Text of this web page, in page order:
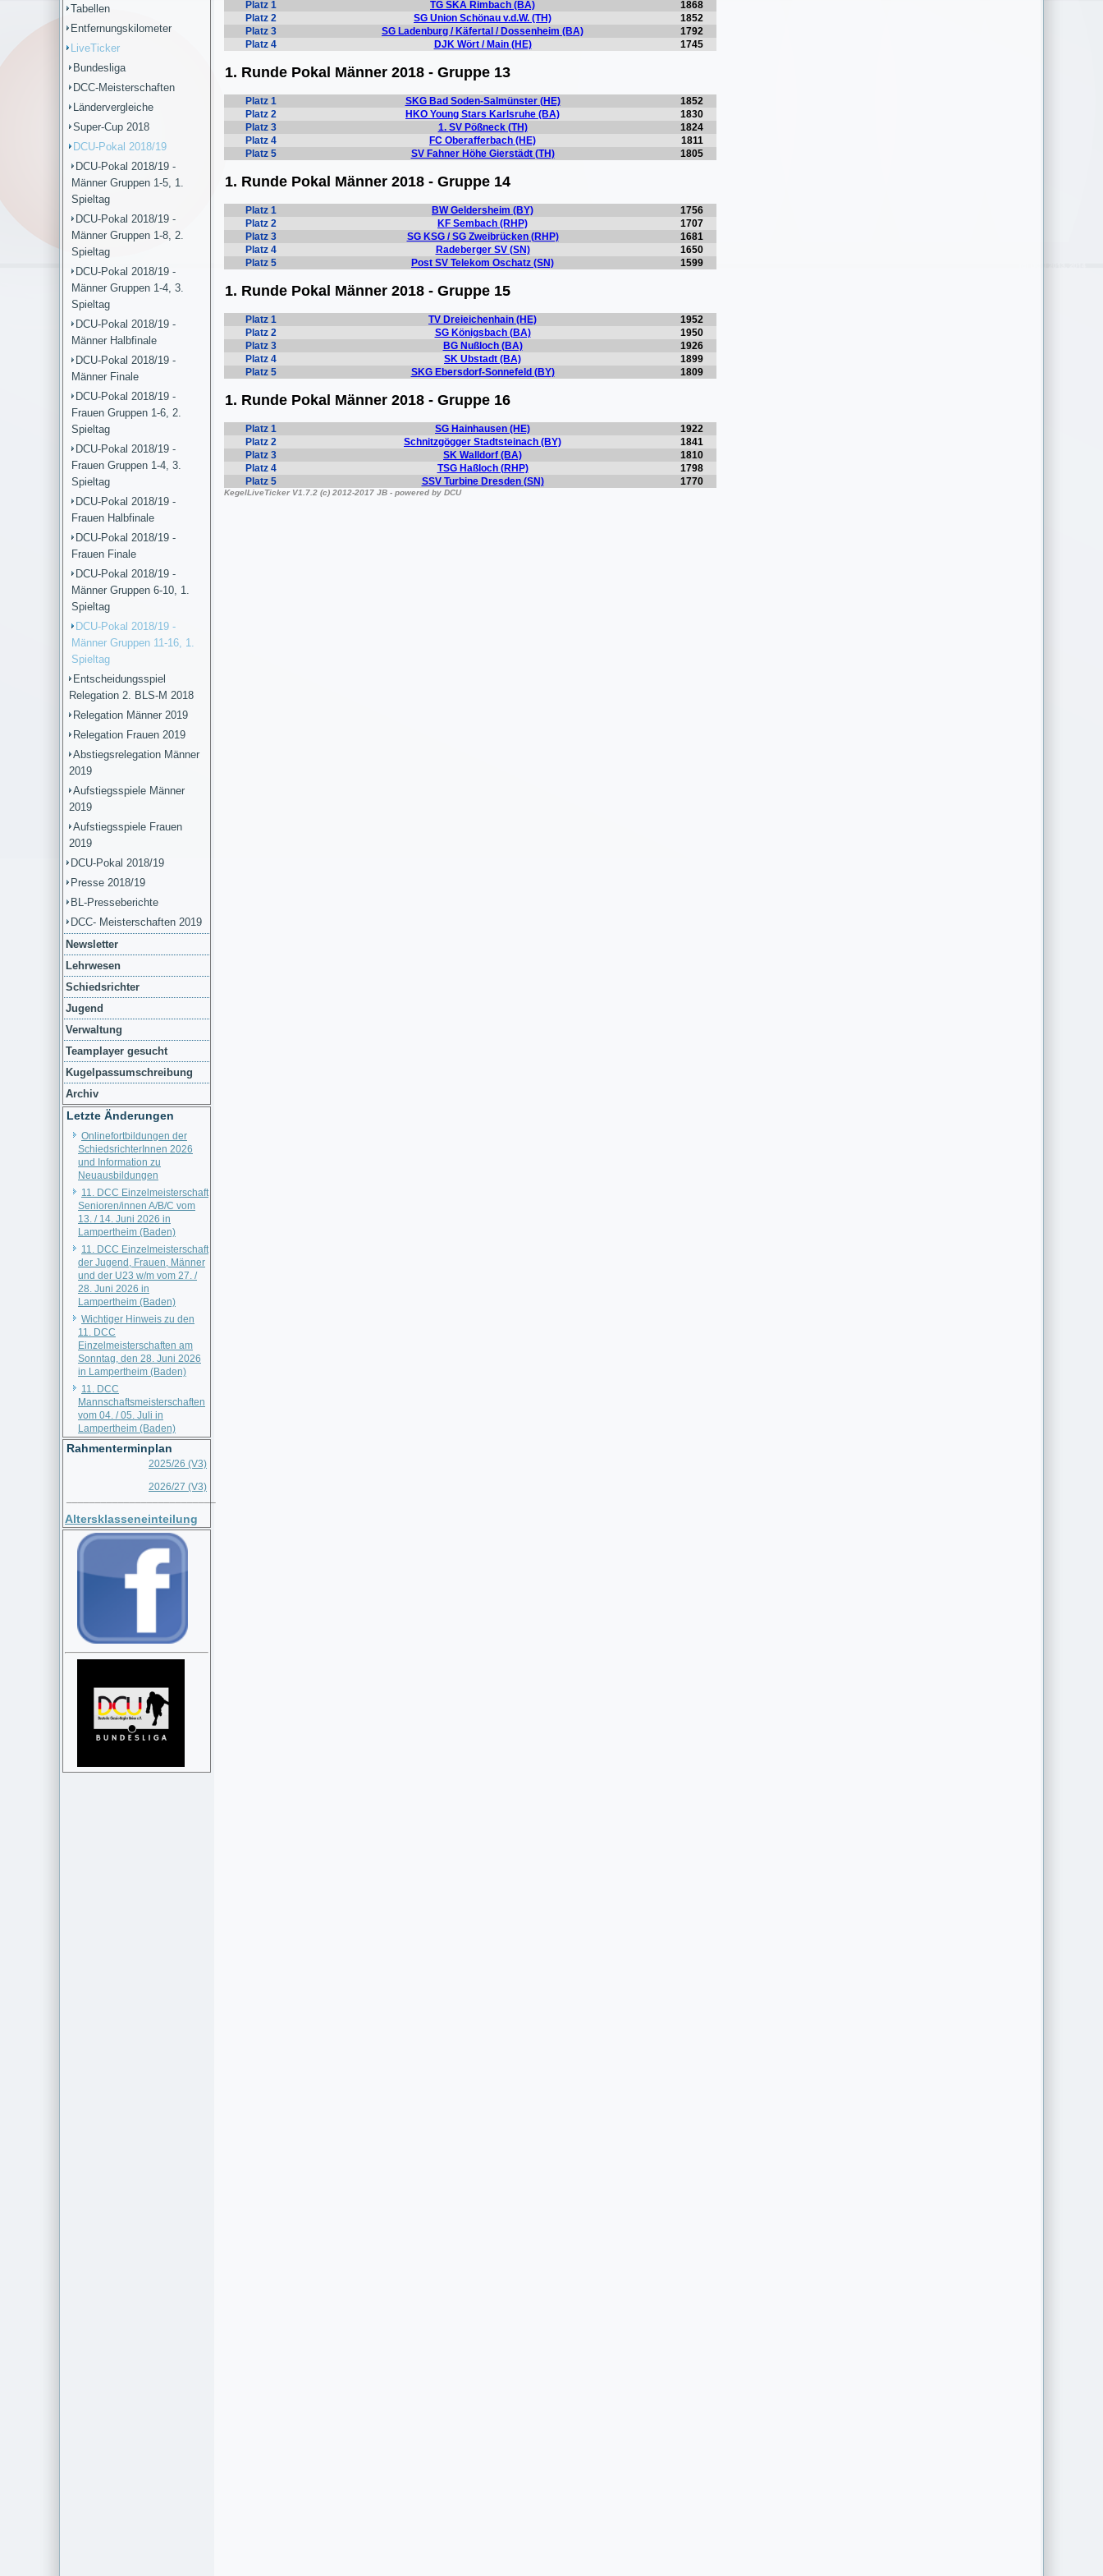
Tabellen
Entfernungskilometer
LiveTicker
Bundesliga
DCC-Meisterschaften
Ländervergleiche
Super-Cup 2018
DCU-Pokal 2018/19
DCU-Pokal 2018/19 -
Männer Gruppen 1-5, 1.
Spieltag
DCU-Pokal 2018/19 -
Männer Gruppen 1-8, 2.
Spieltag
DCU-Pokal 2018/19 -
Männer Gruppen 1-4, 3.
Spieltag
DCU-Pokal 2018/19 -
Männer Halbfinale
DCU-Pokal 2018/19 -
Männer Finale
DCU-Pokal 2018/19 -
Frauen Gruppen 1-6, 2.
Spieltag
DCU-Pokal 2018/19 -
Frauen Gruppen 1-4, 3.
Spieltag
DCU-Pokal 2018/19 -
Frauen Halbfinale
DCU-Pokal 2018/19 -
Frauen Finale
DCU-Pokal 2018/19 -
Männer Gruppen 6-10, 1.
Spieltag
DCU-Pokal 2018/19 -
Männer Gruppen 11-16, 1.
Spieltag
Entscheidungsspiel
Relegation 2. BLS-M 2018
Relegation Männer 2019
Relegation Frauen 2019
Abstiegsrelegation Männer
2019
Aufstiegsspiele Männer
2019
Aufstiegsspiele Frauen
2019
DCU-Pokal 2018/19
Presse 2018/19
BL-Presseberichte
DCC- Meisterschaften 2019
Newsletter
Lehrwesen
Schiedsrichter
Jugend
Verwaltung
Teamplayer gesucht
Kugelpassumschreibung
Archiv
Letzte Änderungen
Onlinefortbildungen der
SchiedsrichterInnen 2026
und Information zu
Neuausbildungen
11. DCC Einzelmeisterschaft
Senioren/innen A/B/C vom
13. / 14. Juni 2026 in
Lampertheim (Baden)
11. DCC Einzelmeisterschaft
der Jugend, Frauen, Männer
und der U23 w/m vom 27. /
28. Juni 2026 in
Lampertheim (Baden)
Wichtiger Hinweis zu den
11. DCC
Einzelmeisterschaften am
Sonntag, den 28. Juni 2026
in Lampertheim (Baden)
11. DCC
Mannschaftsmeisterschaften
vom 04. / 05. Juli in
Lampertheim (Baden)
Rahmenterminplan
2025/26 (V3)
2026/27 (V3)
Altersklasseneinteilung